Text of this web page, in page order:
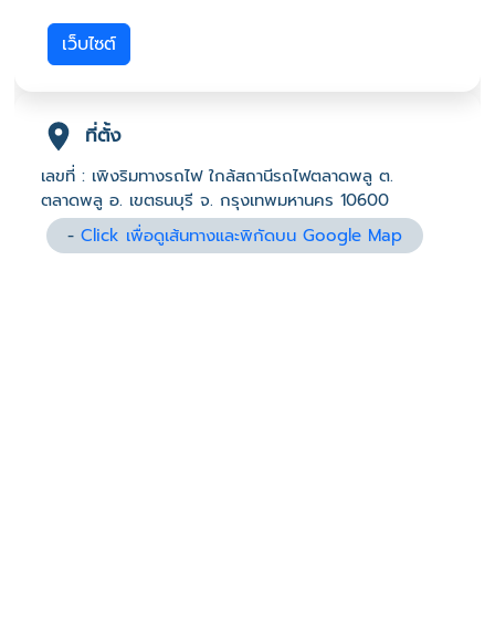
เว็บไซต์
ที่ตั้ง
เลขที่ : เพิงริมทางรถไฟ ใกล้สถานีรถไฟตลาดพลู ต.
ตลาดพลู อ. เขตธนบุรี จ. กรุงเทพมหานคร 10600
-Click เพื่อดูเส้นทางและพิกัดบน Google Map